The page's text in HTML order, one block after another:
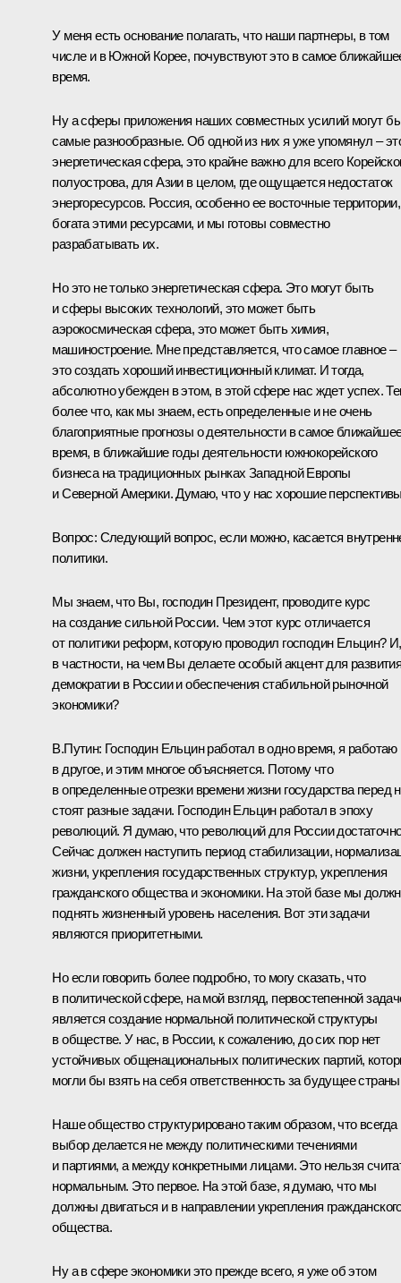
У меня есть основание полагать, что наши партнеры, в том
числе и в Южной Корее, почувствуют это в самое
время.
Ну а сферы приложения наших совместных усилий могут
самые разнообразные. Об одной из них я уже упомянул –
энергетическая сфера, это крайне важно для всего
полуострова, для Азии в целом, где ощущается недостаток
энергоресурсов. Россия, особенно ее восточные территории,
богата этими ресурсами, и мы готовы совместно
разрабатывать их.
Но это не только энергетическая сфера. Это могут быть
и сферы высоких технологий, это может быть
аэрокосмическая сфера, это может быть химия,
машиностроение. Мне представляется, что самое главное –
это создать хороший инвестиционный климат. И тогда,
абсолютно убежден в этом, в этой сфере нас ждет успех.
более что, как мы знаем, есть определенные и не очень
благоприятные прогнозы о деятельности в самое
время, в ближайшие годы деятельности южнокорейского
бизнеса на традиционных рынках Западной Европы
и Северной Америки. Думаю, что у нас хорошие
Вопрос: Следующий вопрос, если можно, касается
политики.
Мы знаем, что Вы, господин Президент, проводите курс
на создание сильной России. Чем этот курс отличается
от политики реформ, которую проводил господин Ельцин? И,
в частности, на чем Вы делаете особый акцент для
демократии в России и обеспечения стабильной рыночной
экономики?
В.Путин: Господин Ельцин работал в одно время, я работаю
в другое, и этим многое объясняется. Потому что
в определенные отрезки времени жизни государства перед
стоят разные задачи. Господин Ельцин работал в эпоху
революций. Я думаю, что революций для России
Сейчас должен наступить период стабилизации,
жизни, укрепления государственных структур, укрепления
гражданского общества и экономики. На этой базе мы
поднять жизненный уровень населения. Вот эти задачи
являются приоритетными.
Но если говорить более подробно, то могу сказать, что
в политической сфере, на мой взгляд, первостепенной
является создание нормальной политической структуры
в обществе. У нас, в России, к сожалению, до сих пор нет
устойчивых общенациональных политических партий,
могли бы взять на себя ответственность за будущее
Наше общество структурировано таким образом, что всегда
выбор делается не между политическими течениями
и партиями, а между конкретными лицами. Это нельзя
нормальным. Это первое. На этой базе, я думаю, что мы
должны двигаться и в направлении укрепления
общества.
Ну а в сфере экономики это прежде всего, я уже об этом